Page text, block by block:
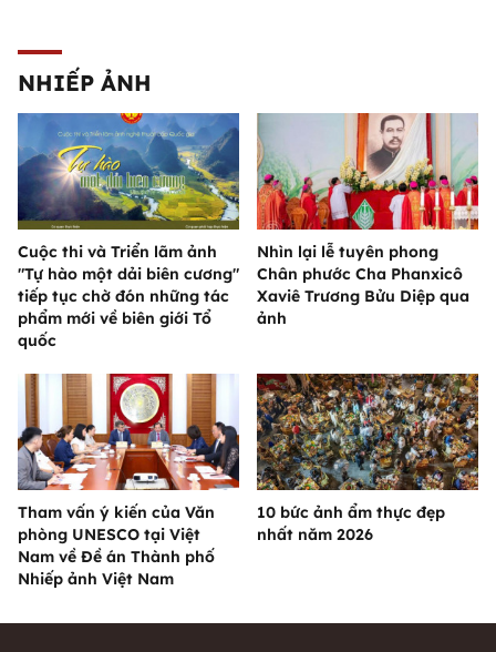
NHIẾP ẢNH
Cuộc thi và Triển lãm ảnh
"Tự hào một dải biên cương"
tiếp tục chờ đón những tác
phẩm mới về biên giới Tổ
quốc
Nhìn lại lễ tuyên phong
Chân phước Cha Phanxicô
Xaviê Trương Bửu Diệp qua
ảnh
Tham vấn ý kiến của Văn
phòng UNESCO tại Việt
Nam về Đề án Thành phố
Nhiếp ảnh Việt Nam
10 bức ảnh ẩm thực đẹp
nhất năm 2026